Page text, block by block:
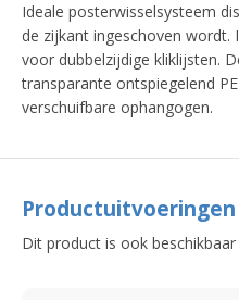
Ideale posterwisselsysteem
de zijkant ingeschoven
voor dubbelzijdige kliklijsten.
transparante ontspiegelend
verschuifbare ophangogen.
Productuitvoeringen
Dit product is ook